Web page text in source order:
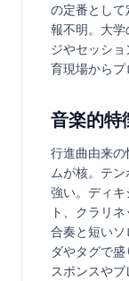
の定番とし
報不明。大
ジやセッシ
育現場からプ
音楽的特
行進曲由来
ムが核。テ
強い。ディキ
ト、クラリ
合奏と短い
ダやタグで
スポンスや